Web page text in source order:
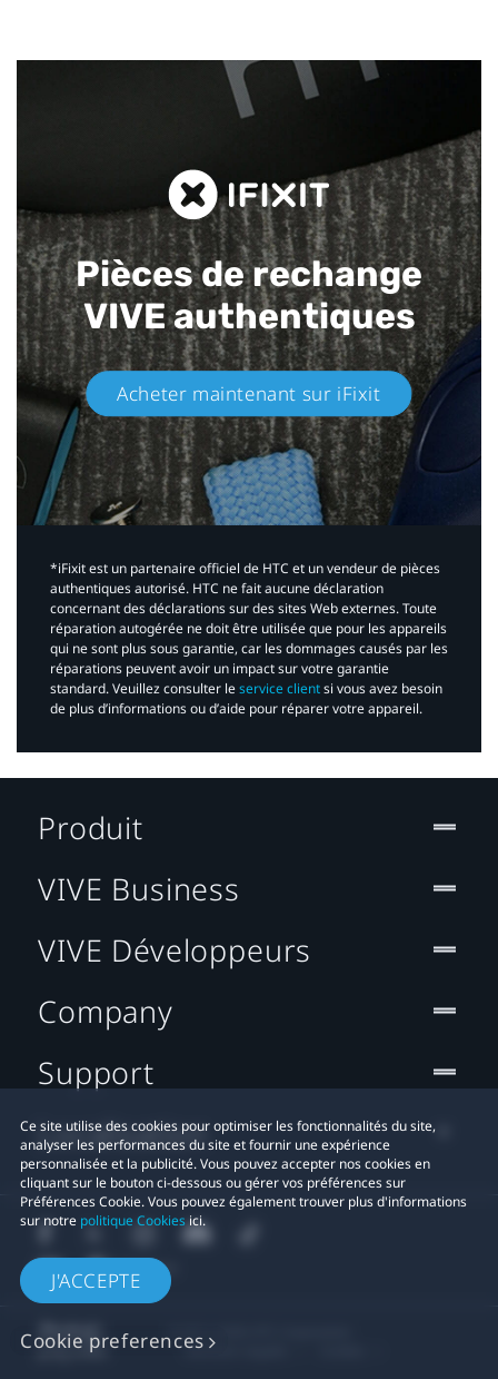
Pièces de rechange
VIVE authentiques​
Acheter maintenant sur iFixit​
*iFixit est un partenaire officiel de HTC et un vendeur de pièces
authentiques autorisé. HTC ne fait aucune déclaration
concernant des déclarations sur des sites Web externes. Toute
réparation autogérée ne doit être utilisée que pour les appareils
qui ne sont plus sous garantie, car les dommages causés par les
réparations peuvent avoir un impact sur votre garantie
standard. Veuillez consulter leservice clientsi vous avez besoin
de plus d’informations ou d’aide pour réparer votre appareil.​
Ce site utilise des cookies pour optimiser les fonctionnalités du site,
analyser les performances du site et fournir une expérience
personnalisée et la publicité. Vous pouvez accepter nos cookies en
cliquant sur le bouton ci-dessous ou gérer vos préférences sur
Préférences Cookie. Vous pouvez également trouver plus d'informations
sur notre politique Cookiesici.
J'ACCEPTE
Cookie preferences
Produit
VIVE Business
VIVE Développeurs
Company
Support
Localisation
Mentions Légales